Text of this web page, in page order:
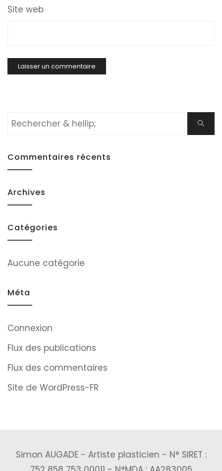
Site web
Rechercher:
Commentaires récents
Archives
Catégories
Aucune catégorie
Méta
Connexion
Flux des publications
Flux des commentaires
Site de WordPress-FR
Simon AUGADE - Artiste plasticien - N° SIRET :